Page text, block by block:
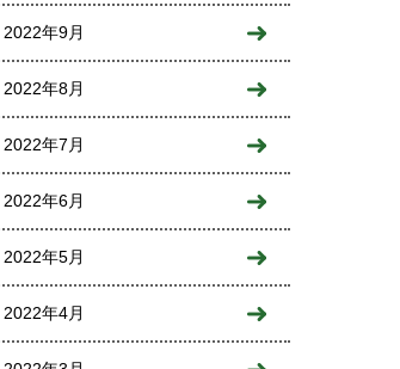
2022年9月
2022年8月
2022年7月
2022年6月
2022年5月
2022年4月